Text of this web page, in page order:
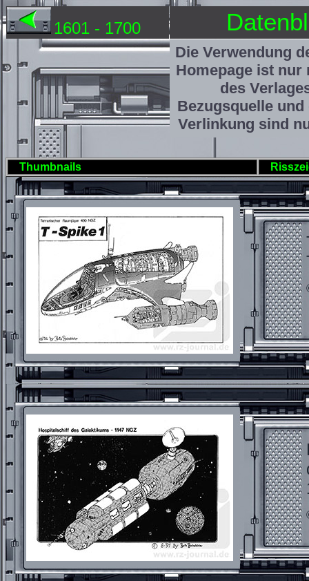
1601 - 1700
Die Verwendung
Homepage ist nur
des
Bezugsquelle
Verlinkung sind
Thumbnails